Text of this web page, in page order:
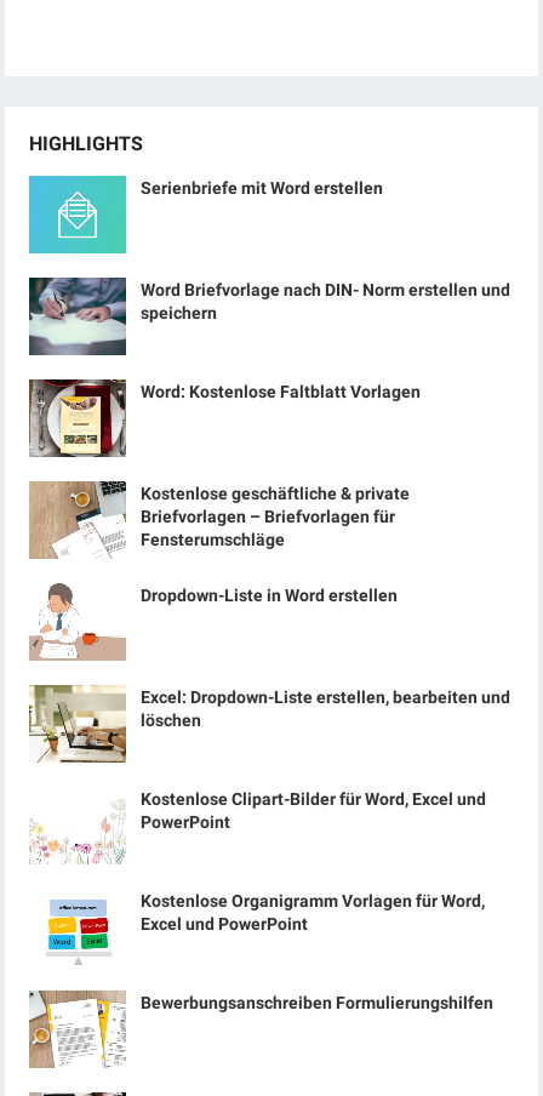
HIGHLIGHTS
Serienbriefe mit Word erstellen
Word Briefvorlage nach DIN- Norm erstellen und
speichern
Word: Kostenlose Faltblatt Vorlagen
Kostenlose geschäftliche & private
Briefvorlagen – Briefvorlagen für
Fensterumschläge
Dropdown-Liste in Word erstellen
Excel: Dropdown-Liste erstellen, bearbeiten und
löschen
Kostenlose Clipart-Bilder für Word, Excel und
PowerPoint
Kostenlose Organigramm Vorlagen für Word,
Excel und PowerPoint
Bewerbungsanschreiben Formulierungshilfen